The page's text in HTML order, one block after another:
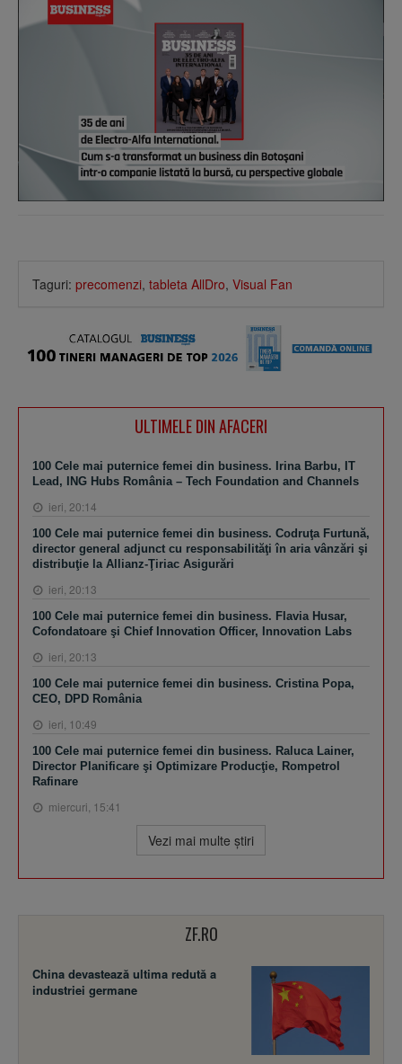
Taguri: precomenzi, tableta AllDro, Visual Fan
ULTIMELE DIN AFACERI
100 Cele mai puternice femei din business. Irina Barbu, IT
Lead, ING Hubs România – Tech Foundation and Channels
ieri, 20:14
100 Cele mai puternice femei din business. Codruţa Furtună,
director general adjunct cu responsabilităţi în aria vânzări şi
distribuţie la Allianz-Ţiriac Asigurări
ieri, 20:13
100 Cele mai puternice femei din business. Flavia Husar,
Cofondatoare şi Chief Innovation Officer, Innovation Labs
ieri, 20:13
100 Cele mai puternice femei din business. Cristina Popa,
CEO, DPD România
ieri, 10:49
100 Cele mai puternice femei din business. Raluca Lainer,
Director Planificare şi Optimizare Producţie, Rompetrol
Rafinare
miercuri, 15:41
Vezi mai multe ştiri
ZF.RO
China devastează ultima redută a
industriei germane